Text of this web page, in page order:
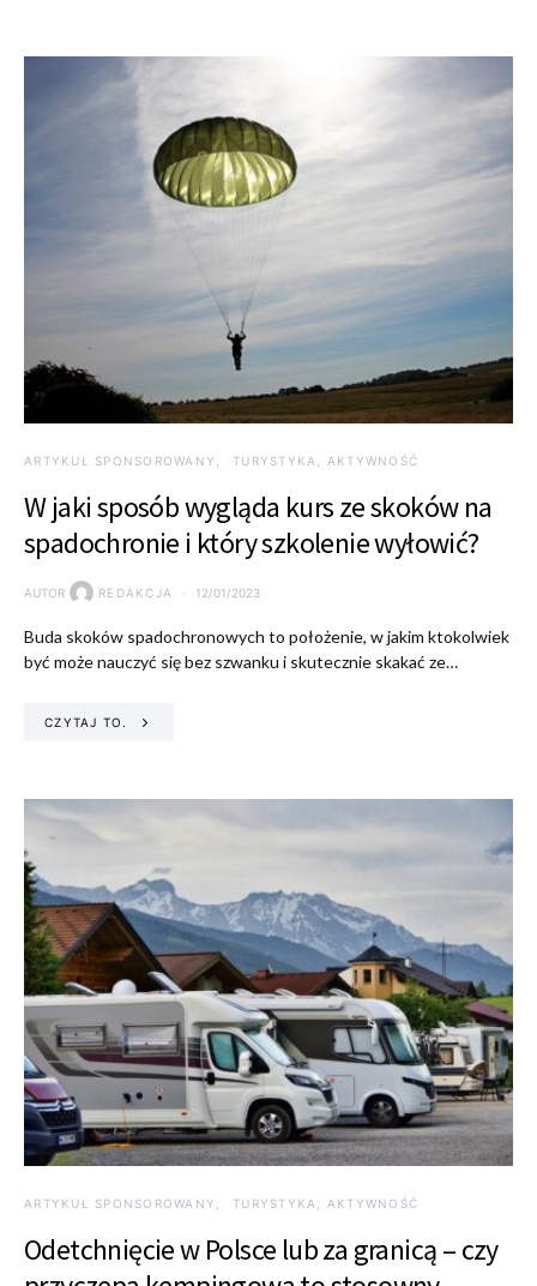
ARTYKUŁ SPONSOROWANY TURYSTYKA, AKTYWNOŚĆ
W jaki sposób wygląda kurs ze skoków na
spadochronie i który szkolenie wyłowić?
AUTOR REDAKCJA 12/01/2023
Buda skoków spadochronowych to położenie, w jakim ktokolwiek
być może nauczyć się bez szwanku i skutecznie skakać ze…
CZYTAJ TO.
ARTYKUŁ SPONSOROWANY TURYSTYKA, AKTYWNOŚĆ
Odetchnięcie w Polsce lub za granicą – czy